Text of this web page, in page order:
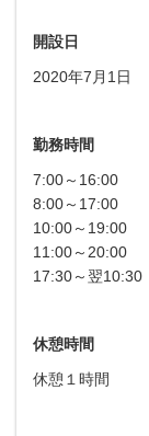
開設日
2020年7月1日
勤務時間
7:00～16:00
8:00～17:00
10:00～19:00
11:00～20:00
17:30～翌10:30
休憩時間
休憩１時間